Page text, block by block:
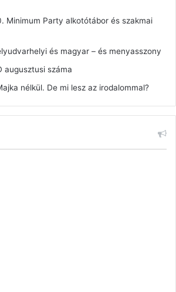
Minimum Party alkotótábor és szakmai
és magyar – és menyasszony
augusztusi száma
nélkül. De mi lesz az irodalommal?